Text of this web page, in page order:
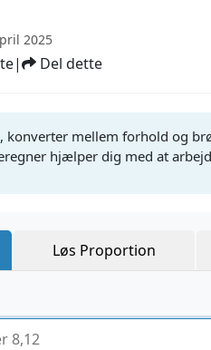
2025
| Del dette
konverter mellem forhold og
hjælper dig med at
Løs Proportion